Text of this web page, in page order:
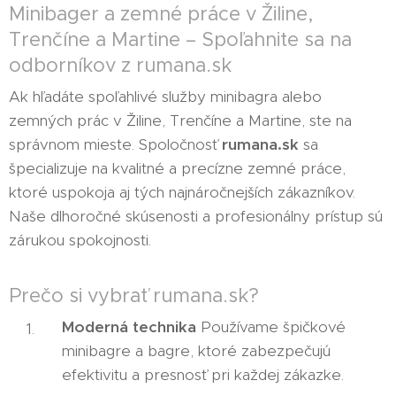
Minibager a zemné práce v Žiline,
Trenčíne a Martine – Spoľahnite sa na
odborníkov z rumana.sk
Ak hľadáte spoľahlivé služby minibagra alebo
zemných prác v Žiline, Trenčíne a Martine, ste na
správnom mieste. Spoločnosťrumana.sk sa
špecializuje na kvalitné a precízne zemné práce,
ktoré uspokoja aj tých najnáročnejších zákazníkov.
Naše dlhoročné skúsenosti a profesionálny prístup sú
zárukou spokojnosti.
Prečo si vybrať rumana.sk?
Moderná technika Používame špičkové
minibagre a bagre, ktoré zabezpečujú
efektivitu a presnosť pri každej zákazke.